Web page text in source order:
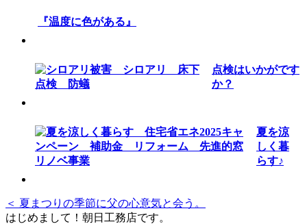
『温度に色がある』
点検はいかがです
か？
夏を涼
しく暮
らす♪
＜ 夏まつりの季節に父の心意気と会う。
はじめまして！朝日工務店です。